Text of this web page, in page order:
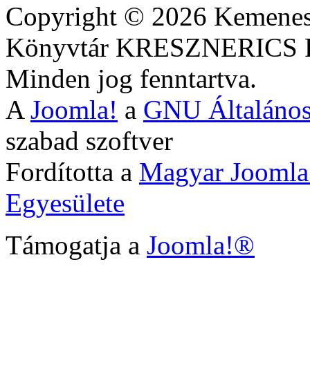
Copyright © 2026
Könyvtár
Minden jog fenntartva.
A Joomla! a GNU
szabad szoftver
Fordította a Magyar
Egyesülete
Támogatja a Joomla!®